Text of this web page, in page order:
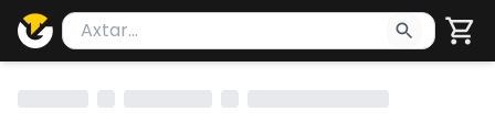
Məhsul axtar
Axtarış üçün ən azı 2 simvol yazın. Göndərmək